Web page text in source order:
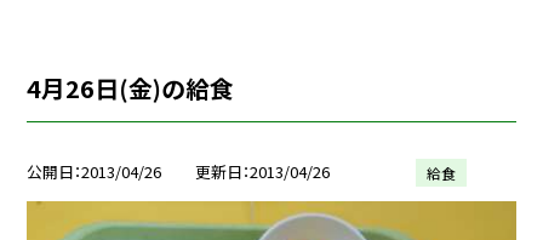
4月26日(金)の給食
公開日 2013/04/26 更新日 2013/04/26 給食